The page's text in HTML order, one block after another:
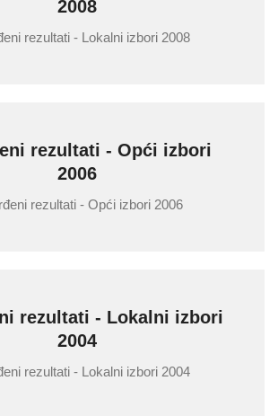
2008
rezultati - Lokalni izbori 2008
rezultati - Opći izbori
2006
rezultati - Opći izbori 2006
rezultati - Lokalni izbori
2004
rezultati - Lokalni izbori 2004